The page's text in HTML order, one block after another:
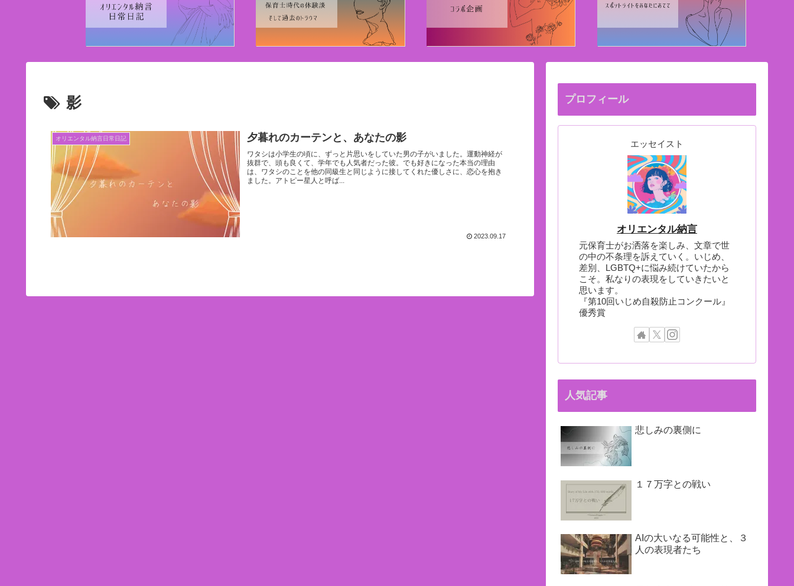
影
オリエンタル納言日常日記 夕暮れのカーテンと、あなたの影
ワタシは小学生の頃に、ずっと片思いをしていた男の子がいました。運動神経が
抜群で、頭も良くて、学年でも人気者だった彼。でも好きになった本当の理由
は、ワタシのことを他の同級生と同じように接してくれた優しさに、恋心を抱き
ました。アトピー星人と呼ば...
2023.09.17
プロフィール
エッセイスト
オリエンタル納言
元保育士がお洒落を楽しみ、文章で世
の中の不条理を訴えていく。いじめ、
差別、LGBTQ+に悩み続けていたから
こそ。私なりの表現をしていきたいと
思います。
『第10回いじめ自殺防止コンクール』
優秀賞
人気記事
悲しみの裏側に
１７万字との戦い
AIの大いなる可能性と、３
人の表現者たち